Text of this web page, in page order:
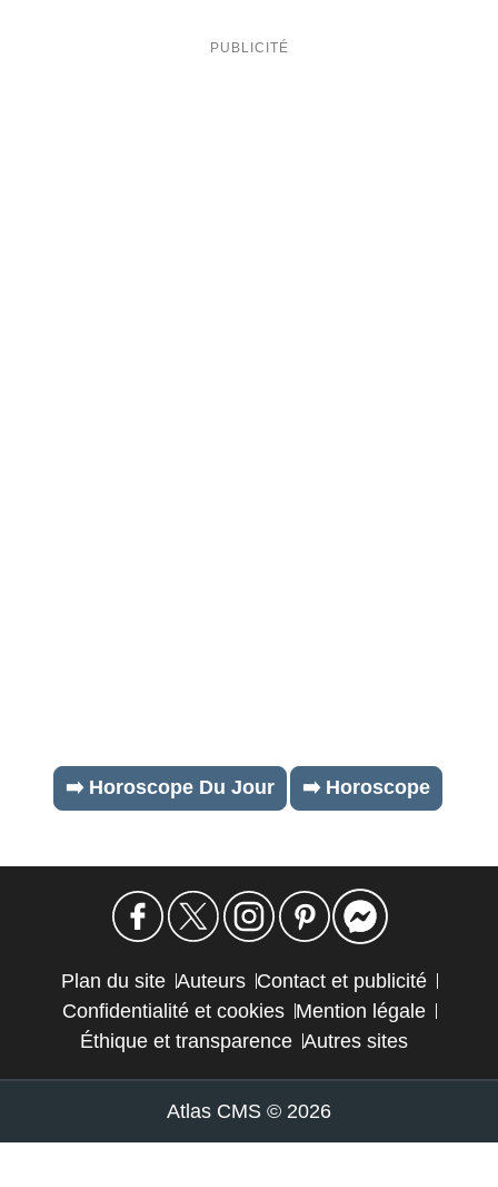
➡️ Horoscope Du Jour ➡️ Horoscope
Plan du site Auteurs Contact et publicité
Confidentialité et cookies Mention légale
Éthique et transparence Autres sites
Atlas CMS © 2026